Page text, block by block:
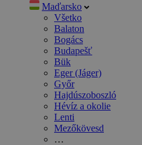
Maďarsko
Všetko
Balaton
Bogács
Budapešť
Bük
Eger (Jáger)
Győr
Hajdúszoboszló
Hévíz a okolie
Lenti
Mezőkövesd
…